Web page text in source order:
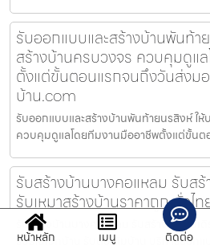
รับออกแบบและสร้างบ้านพันท้า
สร้างบ้านครบวงจร ควบคุมดูแ
ตั้งแต่ขั้นตอนแรกจนถึงวันส่งม
บ้าน.com
รับออกแบบและสร้างบ้านพันท้ายนรสิงห์ ใ
ควบคุมดูแลโดยทีมงานมืออาชีพตั้งแต่ขั้น
รับสร้างบ้านบางคอแหลม รับส
รับเหมาสร้างบ้านราคาถูก ทั่วไท
รับสร้างบ้านบางคอแหลม รับสร้างบ้านโมเ
รับรีโนเวทบ้าน รับต่อเติมบ้าน บริการออกแ
หน้าหลัก เมนู ติดต่อ